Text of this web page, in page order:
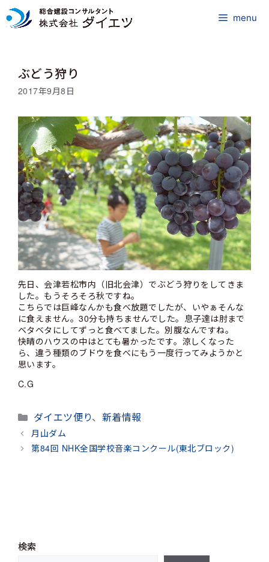
コ
ン
menu
ぶどう狩り
2017年9月8日
先日、会津若松市内（旧北会津）でぶどう狩りをしてきま
した。もうそろそろ秋ですね。
こちらでは巨峰なんかも食べ放題でしたが、いやぁそんな
に食えません。30分も持ちませんでした。息子達は肘まで
ベタベタにしてずっと食べてました。別腹なんですね。
快晴のハウスの中はとても暑かったです。涼しくなった
ら、違う種類のブドウを食べにもう一度行ってみようかと
思います。
C.G
カ
テ
ゴ
ダイエツ便り、 新着情報
月山ダム
第84回 NHK全国学校音楽コンクール(東北ブロック)
検索